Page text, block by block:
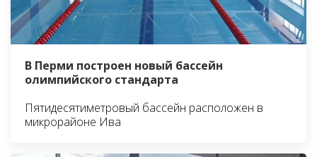
В Перми построен новый бассейн
олимпийского стандарта
Пятидесятиметровый бассейн расположен в
микрорайоне Ива